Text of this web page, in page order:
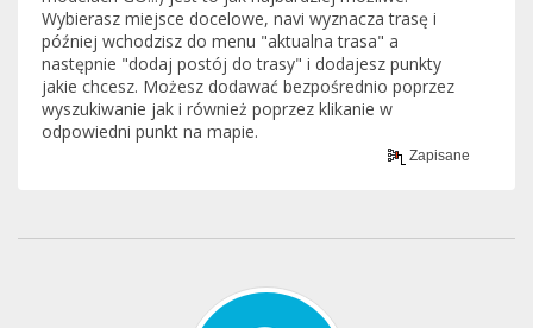
Wybierasz miejsce docelowe, navi wyznacza trasę i
później wchodzisz do menu "aktualna trasa" a
następnie "dodaj postój do trasy" i dodajesz punkty
jakie chcesz. Możesz dodawać bezpośrednio poprzez
wyszukiwanie jak i również poprzez klikanie w
odpowiedni punkt na mapie.
Zapisane